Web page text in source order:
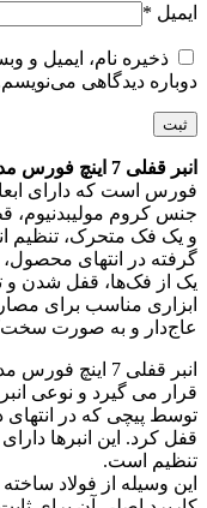
ایمیل *
ذخیره نام، ایمیل و
دوباره دیدگاهی
انبر قفلی 7 اینچ فورس مدل 614A175
و یک فک متحرک، تنظیم
گرفته در انتهای
یک از فک‌ها، قفل شدن و
ابزاری مناسب برای
عاج‌دار و به صورت
قرار می گیرد و نوعی
توسط پیچی که در انتهای
قفل کرد. این انبرها
تنظیم است.
این وسیله از فولاد